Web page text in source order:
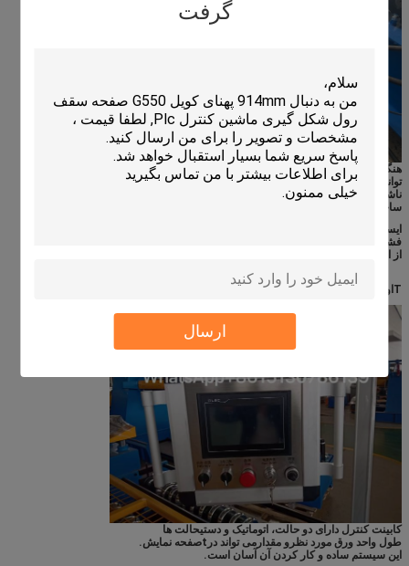
گرفت
ارسال
هنگامی که تجهیزات با مقاومت غیرطبیعی یا فشار بیش از حد مواجه می شوند، می
توانند فشار سیستم هیدرولیکی را به طور خودکار تنظیم کنند تا از آسیب به تجهیزات
ناشی از اضافه بار جلوگیری شود.در نتیجه بهبود قابلیت اطمینان و ثبات دستگاه
ساخت کفپوش.
ایستگاه پمپ هیدرولیک همچنین می تواند حفاظت از بیش از حد را درک کند.می تواند
فشار سیستم هیدرولیک را به طور خودکار تنظیم کند تا از آسیب به تجهیزات ناشی
از اضافه بار جلوگیری شود.
Tاوه کرین C کنترل Cآيبينت
کابینت کنترل دارای دو حالت، اتوماتیک و دستیحالت ها
طول واحد ورق مورد نظر و مقدار می تواند در tصفحه نمایش.
این سیستم ساده و کار کردن آن آسان است.